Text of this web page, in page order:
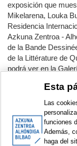
exposición que
Mikelarena, Louka
Residencia
Azkuna Zentroa -
de la Bande
de la Littérature de
podrá ver en la
APPEARS IN
Exhibition projects
Documentation:
Esta
Las
funciones
Además,
haga del